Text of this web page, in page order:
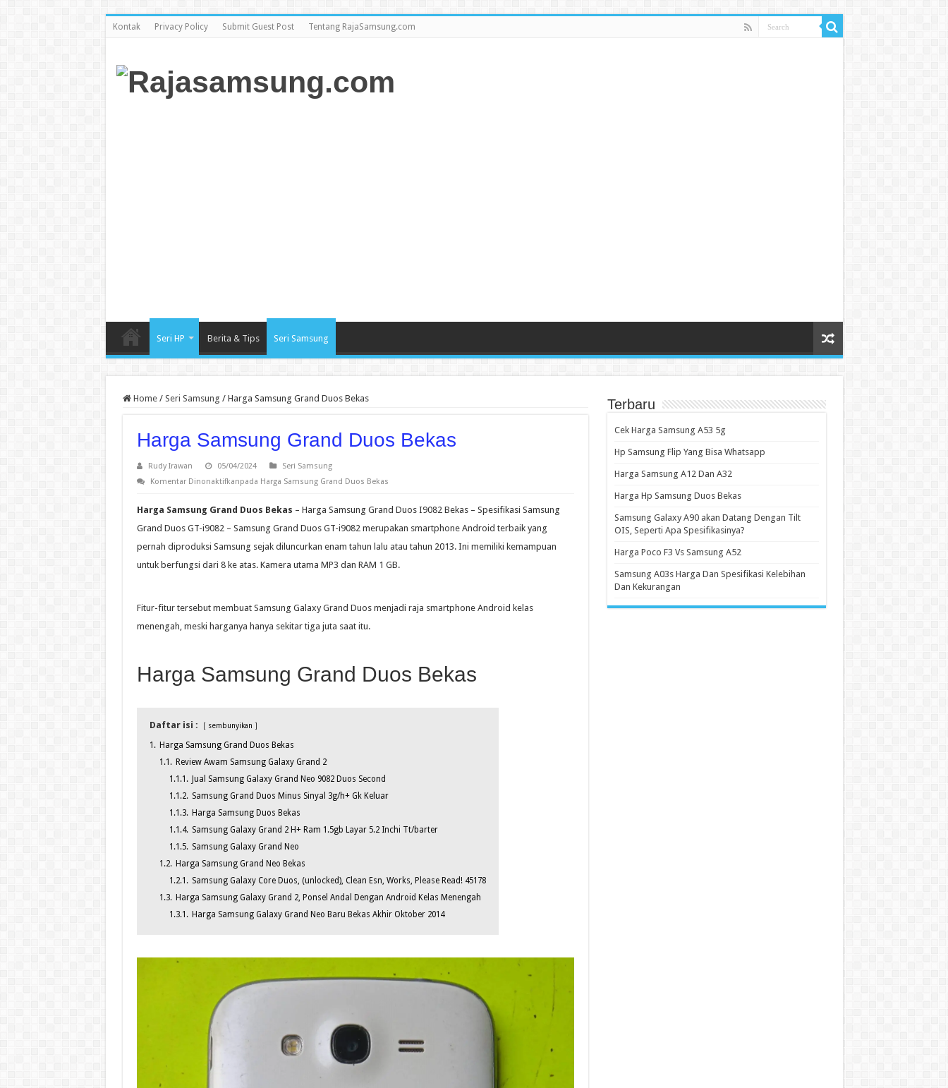
Kontak Privacy Policy Submit Guest Post Tentang RajaSamsung.com
Seri HP Berita & Tips Seri Samsung
Home / Seri Samsung / Harga Samsung Grand Duos Bekas
Harga Samsung Grand Duos Bekas
Rudy Irawan 05/04/2024
Seri Samsung
Komentar Dinonaktifkanpada Harga Samsung Grand Duos Bekas
Harga Samsung Grand Duos Bekas – Harga Samsung Grand Duos I9082 Bekas – Spesifikasi Samsung
Grand Duos GT-i9082 – Samsung Grand Duos GT-i9082 merupakan smartphone Android terbaik yang
pernah diproduksi Samsung sejak diluncurkan enam tahun lalu atau tahun 2013. Ini memiliki kemampuan
untuk berfungsi dari 8 ke atas. Kamera utama MP3 dan RAM 1 GB.
Fitur-fitur tersebut membuat Samsung Galaxy Grand Duos menjadi raja smartphone Android kelas
menengah, meski harganya hanya sekitar tiga juta saat itu.
Harga Samsung Grand Duos Bekas
Daftar isi : sembunyikan
1. Harga Samsung Grand Duos Bekas
1.1. Review Awam Samsung Galaxy Grand 2
1.1.1.
Jual Samsung Galaxy Grand Neo 9082 Duos Second
1.1.2. Samsung Grand Duos Minus Sinyal 3g/h+ Gk Keluar
1.1.3. Harga Samsung Duos Bekas
1.1.4. Samsung Galaxy Grand 2 H+ Ram 1.5gb Layar 5.2 Inchi Tt/barter
1.1.5. Samsung Galaxy Grand Neo
1.2. Harga Samsung Grand Neo Bekas
1.2.1. Samsung Galaxy Core Duos, (unlocked), Clean Esn, Works, Please Read! 45178
1.3. Harga Samsung Galaxy Grand 2, Ponsel Andal Dengan Android Kelas Menengah
1.3.1. Harga Samsung Galaxy Grand Neo Baru Bekas Akhir Oktober 2014
Terbaru
Cek Harga Samsung A53 5g
Hp Samsung Flip Yang Bisa Whatsapp
Harga Samsung A12 Dan A32
Harga Hp Samsung Duos Bekas
Samsung Galaxy A90 akan Datang Dengan Tilt
OIS, Seperti Apa Spesifikasinya?
Harga Poco F3 Vs Samsung A52
Samsung A03s Harga Dan Spesifikasi Kelebihan
Dan Kekurangan